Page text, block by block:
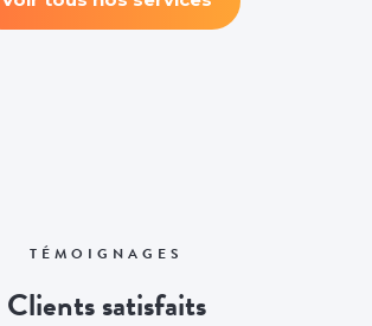
TÉMOIGNAGES
Clients satisfaits